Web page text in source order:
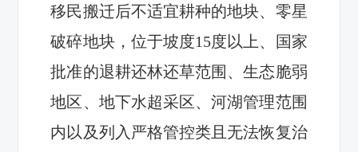
移民搬迁后不适宜耕种的地块、 零星
破碎地块，位于坡度15度以上、国家
批准的退耕还林还草范围 、生态脆弱
地区、地下水超采区、河湖管理范围
内以及列入严格管控类且无法恢复治